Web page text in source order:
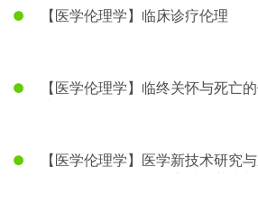
【医学伦理学】临床诊疗伦理
【医学伦理学】临终关怀与死亡
【医学伦理学】医学新技术研究